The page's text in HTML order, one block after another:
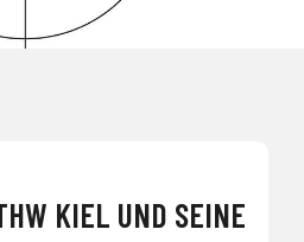
KIEL UND SEINE